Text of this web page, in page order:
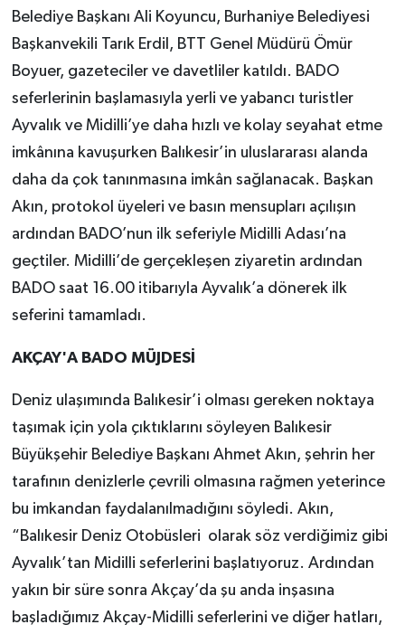
Belediye Başkanı Ali Koyuncu, Burhaniye Belediyesi
Başkanvekili Tarık Erdil, BTT Genel Müdürü Ömür
Boyuer, gazeteciler ve davetliler katıldı. BADO
seferlerinin başlamasıyla yerli ve yabancı turistler
Ayvalık ve Midilli’ye daha hızlı ve kolay seyahat etme
imkânına kavuşurken Balıkesir’in uluslararası alanda
daha da çok tanınmasına imkân sağlanacak. Başkan
Akın, protokol üyeleri ve basın mensupları açılışın
ardından BADO’nun ilk seferiyle Midilli Adası’na
geçtiler. Midilli’de gerçekleşen ziyaretin ardından
BADO saat 16.00 itibarıyla Ayvalık’a dönerek ilk
seferini tamamladı.
AKÇAY'A BADO MÜJDESİ
Deniz ulaşımında Balıkesir’i olması gereken noktaya
taşımak için yola çıktıklarını söyleyen Balıkesir
Büyükşehir Belediye Başkanı Ahmet Akın, şehrin her
tarafının denizlerle çevrili olmasına rağmen yeterince
bu imkandan faydalanılmadığını söyledi. Akın,
“Balıkesir Deniz Otobüsleri olarak söz verdiğimiz gibi
Ayvalık’tan Midilli seferlerini başlatıyoruz. Ardından
yakın bir süre sonra Akçay’da şu anda inşasına
başladığımız Akçay-Midilli seferlerini ve diğer hatları,